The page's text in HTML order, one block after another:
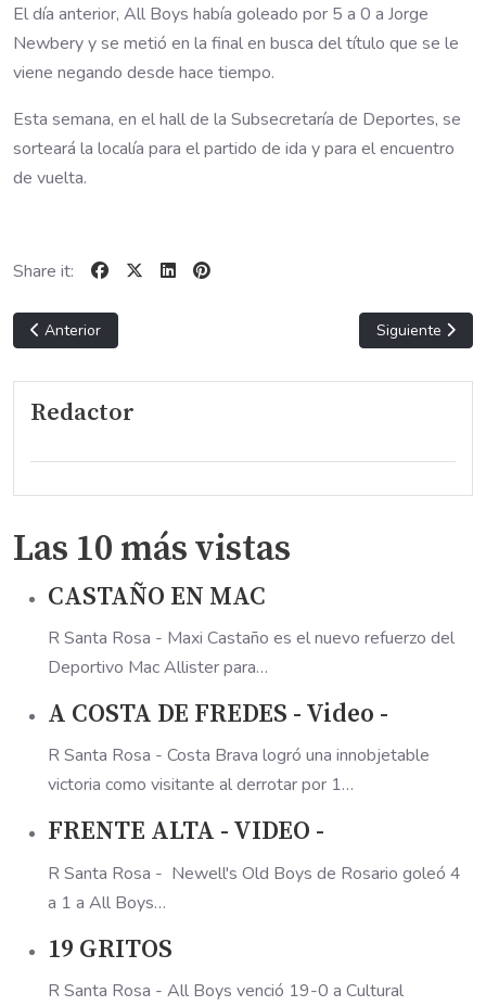
El día anterior, All Boys había goleado por 5 a 0 a Jorge
Newbery y se metió en la final en busca del título que se le
viene negando desde hace tiempo.
Esta semana, en el hall de la Subsecretaría de Deportes, se
sorteará la localía para el partido de ida y para el encuentro
de vuelta.
Share it:
Artículo anterior: TODA LA B -video-
Anterior Artículo
Siguiente
Redactor
Las 10 más vistas
CASTAÑO EN MAC
R Santa Rosa - Maxi Castaño es el nuevo refuerzo del
Deportivo Mac Allister para…
A COSTA DE FREDES - Video -
R Santa Rosa - Costa Brava logró una innobjetable
victoria como visitante al derrotar por 1…
FRENTE ALTA - VIDEO -
R Santa Rosa - Newell's Old Boys de Rosario goleó 4
a 1 a All Boys…
19 GRITOS
R Santa Rosa - All Boys venció 19-0 a Cultural